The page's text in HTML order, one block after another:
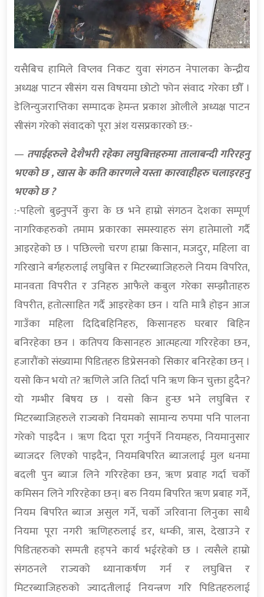
यसैबिच हामिले विप्लव निकट युवा संगठन नेपालका केन्द्रीय
अध्यक्ष पाटन सीसंग यस विषयमा छोटो फोन संवाद गरेका छौँ ।
डेलिन्युजराप्तिका सम्पादक हेमन्त प्रकाश ओलीले अध्यक्ष पाटन
सीसंग गरेको संवादको पूरा अंश यसप्रकारको छ:-
— तपाईहरुले देशैभरी रहेका लघुबित्तहरुमा तालाबन्दी गरिरहनु
भएको छ , खास के कति कारणले यस्ता कारवाहीहरु चलाइरहनु
भएको छ ?
:-पहिलो बुझ्नुपर्ने कुरा के छ भने हाम्रो संगठन देशका सम्पूर्ण
नागरिकहरुको तमाम प्रकारका समस्याहरु संग हातेमालो गर्दै
आइरहेको छ । पछिल्लो चरण हाम्रा किसान, मजदुर, महिला वा
गरिखाने बर्गहरुलाई लघुबित्त र मिटरब्याजिहरुले नियम विपरित,
मानवता विपरीत र उनिहरु आफैले कबुल गरेका सम्झौताहरु
विपरीत, हतोत्साहित गर्दै आइरहेका छन । यति मात्रै होइन आज
गाउँका महिला दिदिबहिनिहरु, किसानहरु घरबार बिहिन
बनिरहेका छन । कतिपय किसानहरु आत्महत्या गरिरहेका छन,
हजारौंको संख्यामा पिडितहरु डिप्रेसनको सिकार बनिरहेका छन् ।
यसो किन भयो त? ॠणिले जति तिर्दा पनि ॠण किन चुक्ता हुदैन?
यो गम्भीर बिषय छ । यसो किन हुन्छ भने लघुबित्त र
मिटरब्याजिहरुले राज्यको नियमको सामान्य रुपमा पनि पालना
गरेको पाइदैन । ॠण दिदा पूरा गर्नुपर्ने नियमहरु, नियमानुसार
ब्याजदर लिएको पाइदैन, नियमबिपरित ब्याजलाई मुल धनमा
बदली पुन ब्याज लिने गरिरहेका छन, ॠण प्रवाह गर्दा चर्को
कमिसन लिने गरिरहेका छन्। बरु नियम बिपरित ॠण प्रबाह गर्ने,
नियम बिपरित ब्याज असुल गर्ने, चर्को जरिवाना लिनुका साथै
नियमा पूरा नगरी ॠणिहरुलाई डर, धम्की, त्रास, देखाउने र
पिडितहरुको सम्पती हड्पने कार्य भईरहेको छ । त्यसैले हाम्रो
संगठनले राज्यको ध्यानाकर्षण गर्न र लघुबित्त र
मिटरब्याजिहरुको ज्यादतीलाई नियन्त्रण गरि पिडितहरुलाई